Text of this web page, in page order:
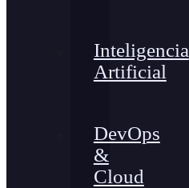
Inteligencia
Artificial
DevOps
&
Cloud